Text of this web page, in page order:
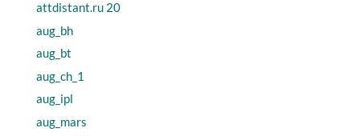
attdistant.ru 20
aug_bh
aug_bt
aug_ch_1
aug_ipl
aug_mars